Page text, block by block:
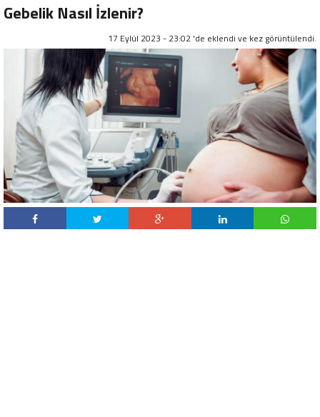
Gebelik Nasıl İzlenir?
17 Eylül 2023 - 23:02 'de eklendi ve kez görüntülendi.